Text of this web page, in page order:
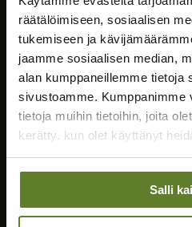
räätälöimiseen, sosiaalisen
tukemiseen ja
jaamme sosiaalisen median,
alan kumppaneillemme tietoja
sivustoamme. Kumppanimme
tietoja muihin tietoihin, joita
kerätty, kun olet käyttänyt
Salli
Yhteystiedot
Suomen Sijoitusmetsät Oy
Y-tunnus: 2546378-1
Telitie 1A
80100 Joensuu